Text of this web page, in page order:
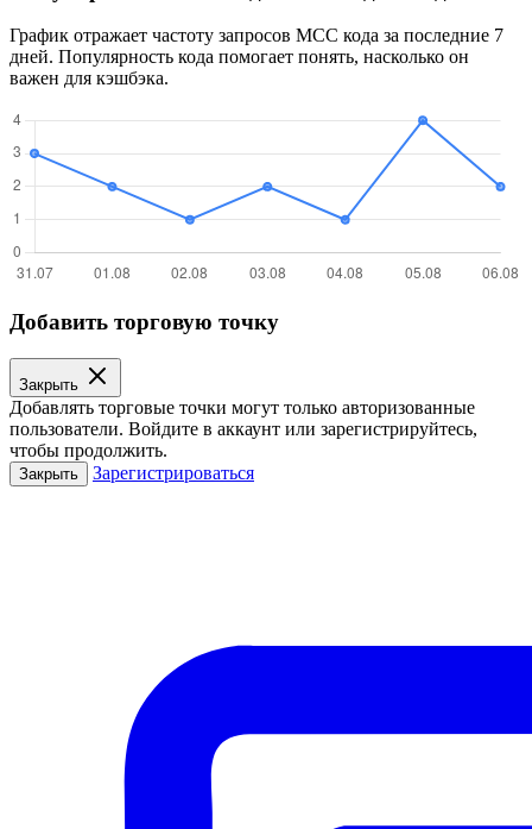
График отражает частоту запросов MCC кода за последние 7
дней. Популярность кода помогает понять, насколько он
важен для кэшбэка.
Добавить торговую точку
Закрыть
Добавлять торговые точки могут только авторизованные
пользователи. Войдите в аккаунт или зарегистрируйтесь,
чтобы продолжить.
Закрыть Зарегистрироваться